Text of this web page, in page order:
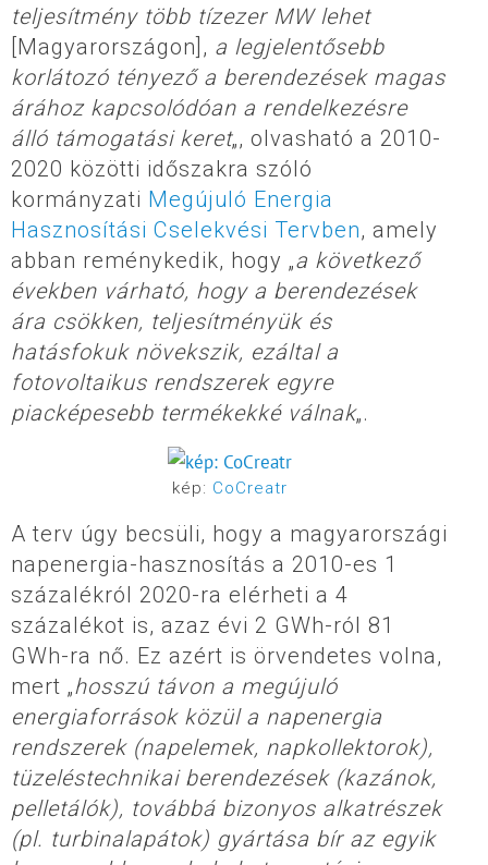
teljesítmény több tízezer MW lehet
[Magyarországon], a legjelentősebb
korlátozó tényező a berendezések magas
árához kapcsolódóan a rendelkezésre
álló támogatási keret„, olvasható a 2010-
2020 közötti időszakra szóló
kormányzati Megújuló Energia
Hasznosítási Cselekvési Tervben, amely
abban reménykedik, hogy „a következő
években várható, hogy a berendezések
ára csökken, teljesítményük és
hatásfokuk növekszik, ezáltal a
fotovoltaikus rendszerek egyre
piacképesebb termékekké válnak„.
kép: CoCreatr
A terv úgy becsüli, hogy a magyarországi
napenergia-hasznosítás a 2010-es 1
százalékról 2020-ra elérheti a 4
százalékot is, azaz évi 2 GWh-ról 81
GWh-ra nő. Ez azért is örvendetes volna,
mert „hosszú távon a megújuló
energiaforrások közül a napenergia
rendszerek (napelemek, napkollektorok),
tüzeléstechnikai berendezések (kazánok,
pelletálók), továbbá bizonyos alkatrészek
(pl. turbinalapátok) gyártása bír az egyik